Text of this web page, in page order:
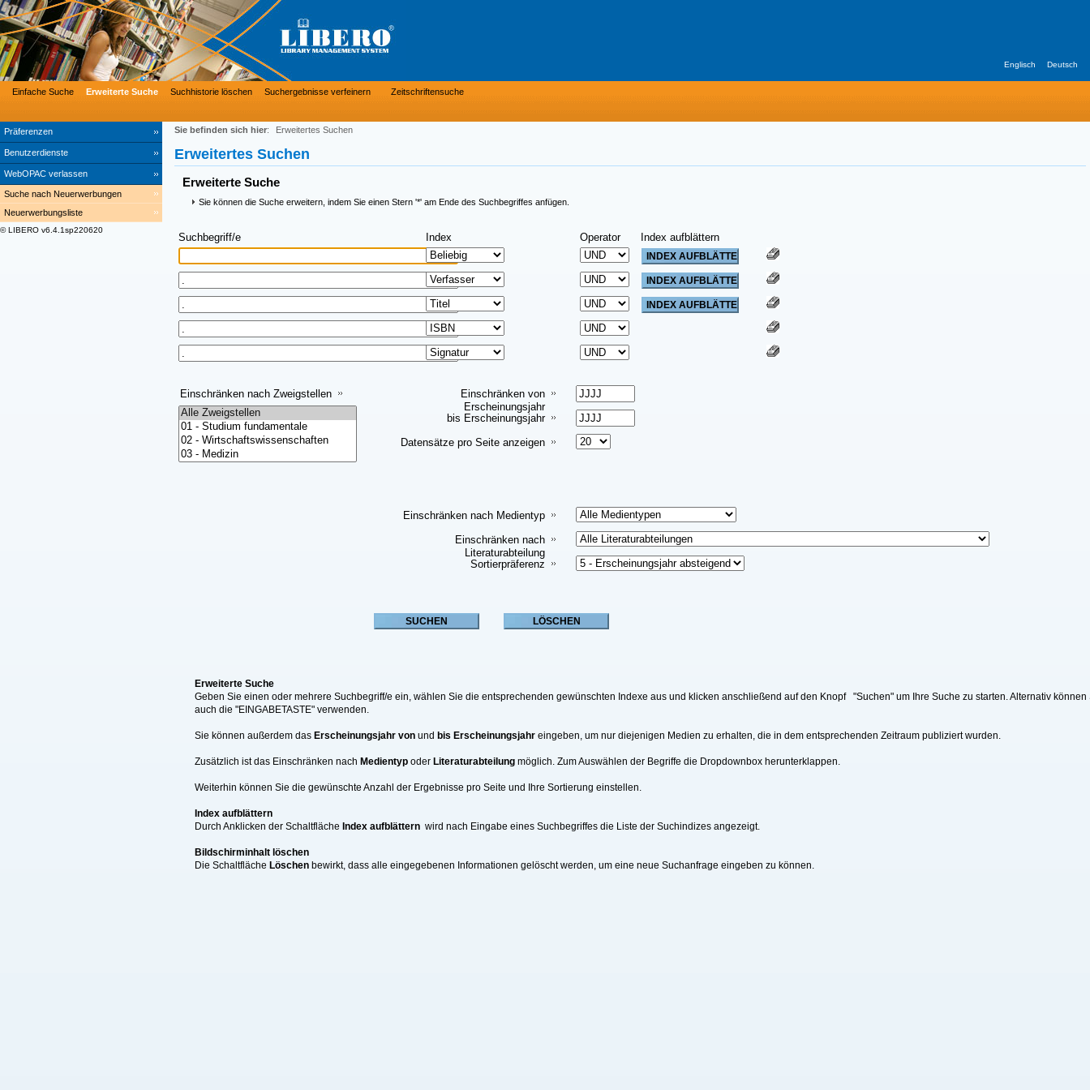
Präferenzen
Benutzerdienste
WebOPAC verlassen
Einfache Suche Erweiterte Suche Suchhistorie löschen Suchergebnisse verfeinern Zeitschriftensuche
Englisch Deutsch
Suche nach Neuerwerbungen
Neuerwerbungsliste
© LIBERO v6.4.1sp220620
Sie befinden sich hier: Erweitertes Suchen
Erweitertes Suchen
Erweiterte Suche
Sie können die Suche erweitern, indem Sie einen Stern '*' am Ende des Suchbegriffes anfügen.
Suchbegriff/e Index Operator Index aufblättern
Einschränken von
Erscheinungsjahr
bis Erscheinungsjahr
Datensätze pro Seite anzeigen
Einschränken nach Zweigstellen
Einschränken nach Medientyp
Einschränken nach
Literaturabteilung
Sortierpräferenz
Erweiterte Suche
Geben Sie einen oder mehrere Suchbegriff/e ein, wählen Sie die entsprechenden gewünschten Indexe aus und klicken anschließend auf den Knopf "Suchen" um Ihre Suche zu starten. Alternativ können
auch die "EINGABETASTE" verwenden.
Sie können außerdem das Erscheinungsjahr von und bis Erscheinungsjahr eingeben, um nur diejenigen Medien zu erhalten, die in dem entsprechenden Zeitraum publiziert wurden.
Zusätzlich ist das Einschränken nach Medientyp oder Literaturabteilung möglich. Zum Auswählen der Begriffe die Dropdownbox herunterklappen.
Weiterhin können Sie die gewünschte Anzahl der Ergebnisse pro Seite und Ihre Sortierung einstellen.
Index aufblättern
Durch Anklicken der Schaltfläche Index aufblättern wird nach Eingabe eines Suchbegriffes die Liste der Suchindizes angezeigt.
Bildschirminhalt löschen
Die Schaltfläche Löschen bewirkt, dass alle eingegebenen Informationen gelöscht werden, um eine neue Suchanfrage eingeben zu können.